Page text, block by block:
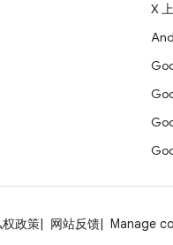
X
政策 网站反馈 Manage